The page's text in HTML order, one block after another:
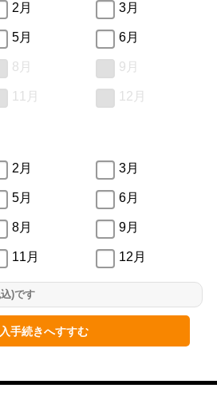
2月 3月
5月 6月
8月 9月
11月 12月
2月 3月
5月 6月
8月 9月
11月 12月
2月
8月 9月
)です
手続きへすすむ